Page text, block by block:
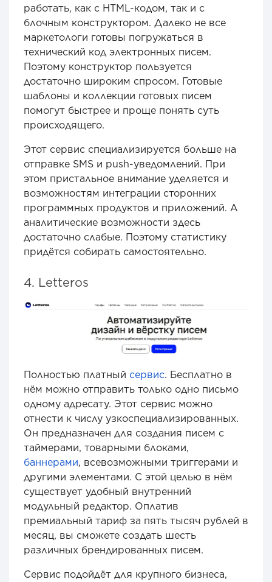
работать, как с HTML-кодом, так и с
блочным конструктором. Далеко не все
маркетологи готовы погружаться в
технический код электронных писем.
Поэтому конструктор пользуется
достаточно широким спросом. Готовые
шаблоны и коллекции готовых писем
помогут быстрее и проще понять суть
происходящего.
Этот сервис специализируется больше на
отправке SMS и push-уведомлений. При
этом пристальное внимание уделяется и
возможностям интеграции сторонних
программных продуктов и приложений. А
аналитические возможности здесь
достаточно слабые. Поэтому статистику
придётся собирать самостоятельно.
4. Letteros
Полностью платный сервис. Бесплатно в
нём можно отправить только одно письмо
одному адресату. Этот сервис можно
отнести к числу узкоспециализированных.
Он предназначен для создания писем с
таймерами, товарными блоками,
баннерами, всевозможными триггерами и
другими элементами. С этой целью в нём
существует удобный внутренний
модульный редактор. Оплатив
премиальный тариф за пять тысяч рублей в
месяц, вы сможете создать шесть
различных брендированных писем.
Сервис подойдёт для крупного бизнеса,